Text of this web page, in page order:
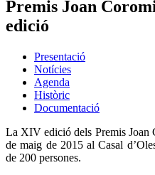
Premis Joan
edició
Presentació
Notícies
Agenda
Històric
Documentació
La XIV edició dels Premis Joan
de maig de 2015 al Casal
de 200 persones.